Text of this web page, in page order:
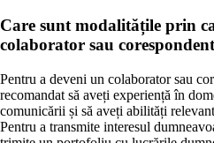
Care sunt modalitățile prin
colaborator sau
Pentru a deveni un colaborator sau
recomandat să aveți experiență în
comunicării și să aveți abilități
Pentru a transmite interesul